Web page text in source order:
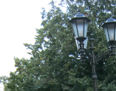
img_2929.jpg